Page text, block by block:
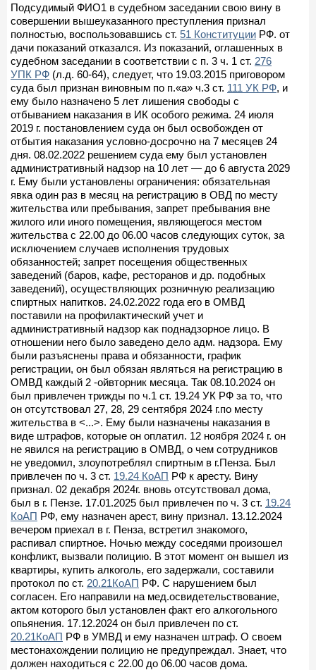
Подсудимый ФИО1 в судебном заседании свою вину в
совершении вышеуказанного преступления признал
полностью, воспользовавшись ст. 51 Конституции РФ. от
дачи показаний отказался. Из показаний, оглашенных в
судебном заседании в соответствии с п. 3 ч. 1 ст. 276
УПК РФ (л.д. 60-64), следует, что 19.03.2015 приговором
суда был признан виновным по п.«а» ч.3 ст. 111 УК РФ, и
ему было назначено 5 лет лишения свободы с
отбыванием наказания в ИК особого режима. 24 июля
2019 г. постановлением суда он был освобожден от
отбытия наказания условно-досрочно на 7 месяцев 24
дня. 08.02.2022 решением суда ему был установлен
административный надзор на 10 лет — до 6 августа 2029
г. Ему были установлены ограничения: обязательная
явка один раз в месяц на регистрацию в ОВД по месту
жительства или пребывания, запрет пребывания вне
жилого или иного помещения, являющегося местом
жительства с 22.00 до 06.00 часов следующих суток, за
исключением случаев исполнения трудовых
обязанностей; запрет посещения общественных
заведений (баров, кафе, ресторанов и др. подобных
заведений), осуществляющих розничную реализацию
спиртных напитков. 24.02.2022 года его в ОМВД
поставили на профилактический учет и
административный надзор как поднадзорное лицо. В
отношении него было заведено дело адм. надзора. Ему
были разъяснены права и обязанности, график
регистрации, он был обязан являться на регистрацию в
ОМВД каждый 2 -ойвторник месяца. Так 08.10.2024 он
был привлечен трижды по ч.1 ст. 19.24 УК РФ за то, что
он отсутствовал 27, 28, 29 сентября 2024 г.по месту
жительства в <...>. Ему были назначены наказания в
виде штрафов, которые он оплатил. 12 ноября 2024 г. он
не явился на регистрацию в ОМВД, о чем сотрудников
не уведомил, злоупотреблял спиртным в г.Пенза. Был
привлечен по ч. 3 ст. 19.24 КоАП РФ к аресту. Вину
признал. 02 декабря 2024г. вновь отсутствовал дома,
был в г. Пензе. 17.01.2025 был привлечен по ч. 3 ст. 19.24
КоАП РФ, ему назначен арест, вину признал. 13.12.2024
вечером приехал в г. Пенза, встретил знакомого,
распивал спиртное. Ночью между соседями произошел
конфликт, вызвали полицию. В этот момент он вышел из
квартиры, купить алкоголь, его задержали, составили
протокол по ст. 20.21КоАП РФ. С нарушением был
согласен. Его направили на мед.освидетельствование,
актом которого был установлен факт его алкогольного
опьянения. 17.12.2024 он был привлечен по ст.
20.21КоАП РФ в УМВД и ему назначен штраф. О своем
местонахождении полицию не предупреждал. Знает, что
должен находиться с 22.00 до 06.00 часов дома.